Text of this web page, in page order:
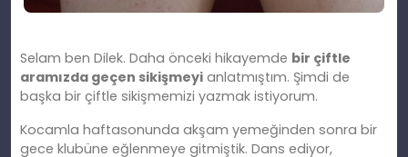
Selam ben Dilek. Daha önceki hikayemde bir çiftle
aramızda geçen sikişmeyi anlatmıştım. Şimdi de
başka bir çiftle sikişmemizi yazmak istiyorum.
Kocamla haftasonunda akşam yemeğinden sonra bir
gece klubüne eğlenmeye gitmiştik. Dans ediyor,